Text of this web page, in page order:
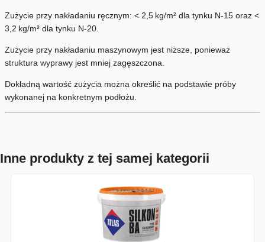
Zużycie przy nakładaniu ręcznym: < 2,5 kg/m² dla tynku N-15 oraz <
3,2 kg/m² dla tynku N-20.
Zużycie przy nakładaniu maszynowym jest niższe, ponieważ
struktura wyprawy jest mniej zagęszczona.
Dokładną wartość zużycia można określić na podstawie próby
wykonanej na konkretnym podłożu.
Inne produkty z tej samej kategorii